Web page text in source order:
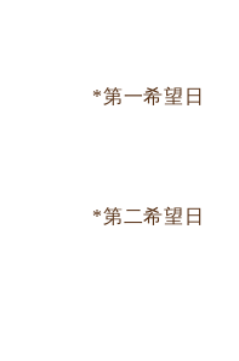
*第一希望日
*第二希望日